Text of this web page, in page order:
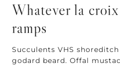
Whatever la
ramps
Succulents VHS
godard beard. Offal